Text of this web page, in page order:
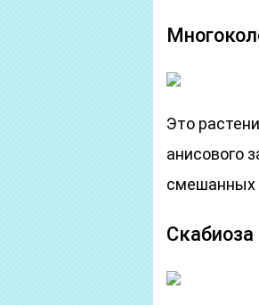
Это
анисового
смешанных
Скабиоза